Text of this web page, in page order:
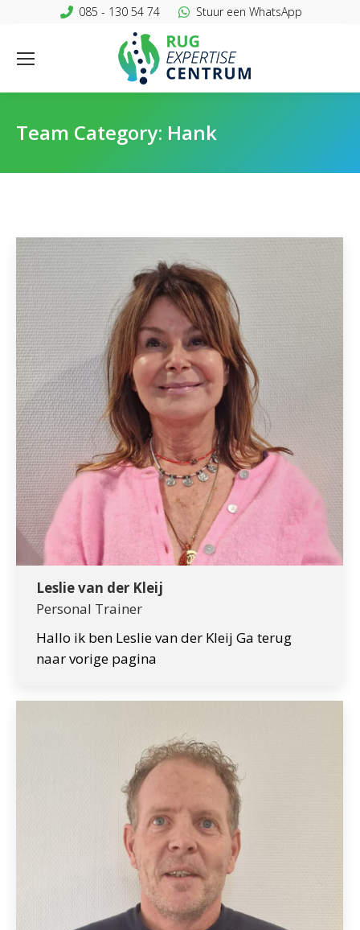
085 - 130 54 74 Stuur een WhatsApp
Team Category: Hank
Leslie van der Kleij
Personal Trainer
Hallo ik ben Leslie van der Kleij Ga terug
naar vorige pagina